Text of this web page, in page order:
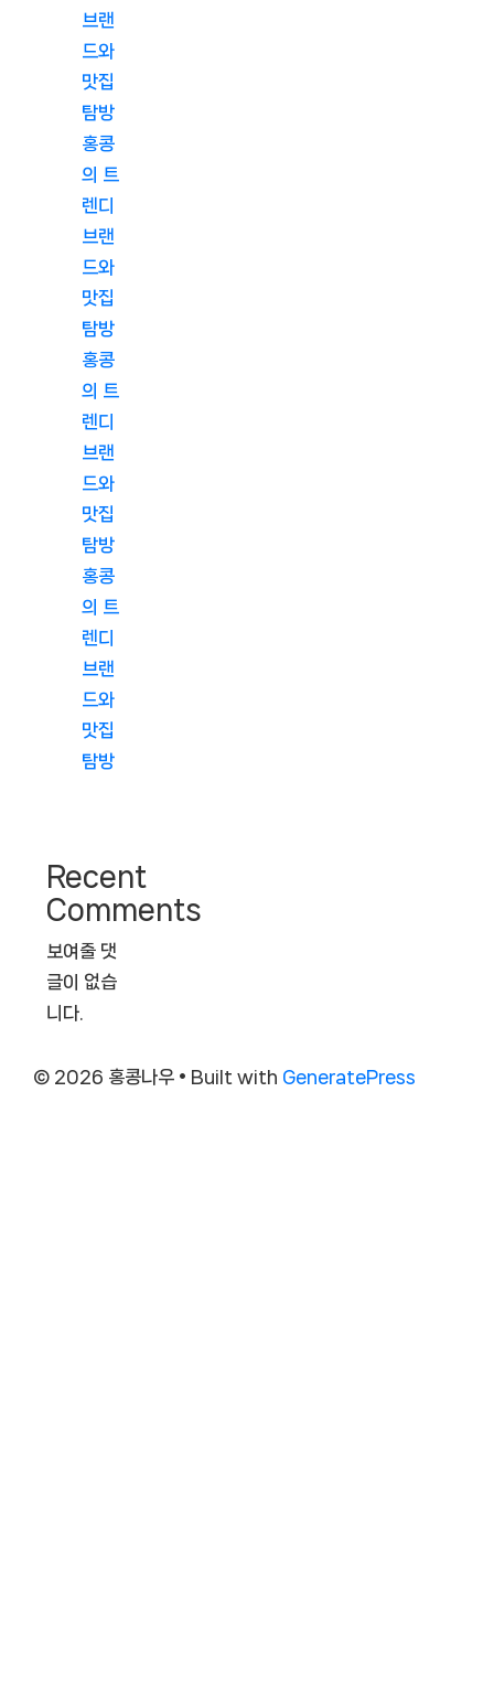
브랜
드와
맛집
탐방
홍콩
의 트
렌디
브랜
드와
맛집
탐방
홍콩
의 트
렌디
브랜
드와
맛집
탐방
홍콩
의 트
렌디
브랜
드와
맛집
탐방
Recent
Comments
보여줄 댓
글이 없습
니다.
© 2026 홍콩나우 • Built with GeneratePress